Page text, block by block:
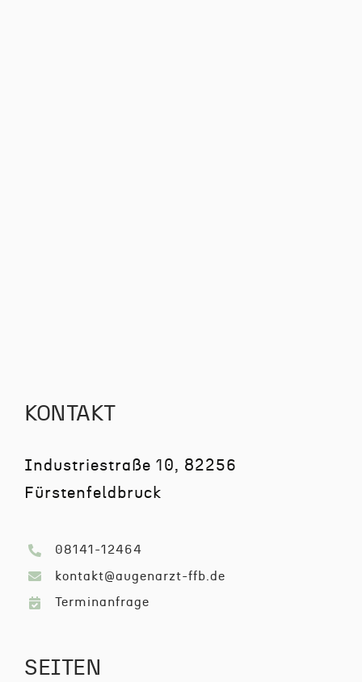
KONTAKT
Industriestraße 10, 82256
Fürstenfeldbruck
08141-12464
kontakt@augenarzt-ffb.de
Terminanfrage
SEITEN